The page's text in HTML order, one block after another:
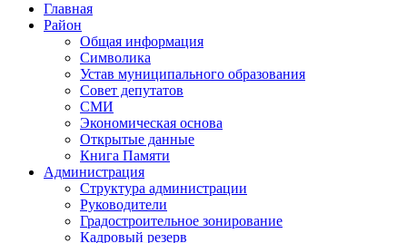
Главная
Район
Общая информация
Символика
Устав муниципального образования
Совет депутатов
СМИ
Экономическая основа
Открытые данные
Книга Памяти
Администрация
Структура администрации
Руководители
Градостроительное зонирование
Кадровый резерв